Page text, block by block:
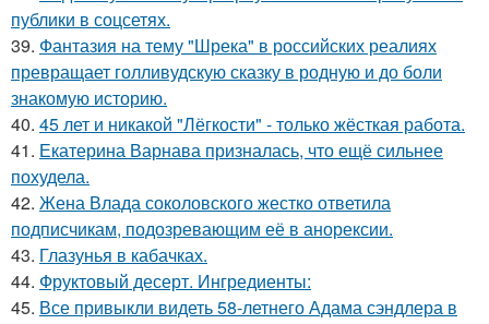
публики в соцсетях.
39. Фантазия на тему "Шрека" в российских реалиях
превращает голливудскую сказку в родную и до боли
знакомую историю.
40. 45 лет и никакой "Лёгкости" - только жёсткая работа.
41. Екатерина Варнава призналась, что ещё сильнее
похудела.
42. Жена Влада соколовского жестко ответила
подписчикам, подозревающим её в анорексии.
43. Глазунья в кабачках.
44. Фруктовый десерт. Ингредиенты:
45. Все привыкли видеть 58-летнего Адама сэндлера в